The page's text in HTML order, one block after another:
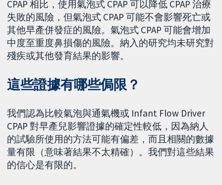
CPAP 相比，使用氣泡式 CPAP 可以降低 CPAP 治療
失敗的風險，但氣泡式 CPAP 可能不會影響死亡或
其他早產併發症的風險。氣泡式 CPAP 可能會增加
中度至重度鼻損傷的風險。納入的研究均未研究對
殘疾或其他發育結果的影響。
這些證據有哪些侷限？
我們認為比較氣泡與通氣機或 Infant Flow Driver
CPAP 對早產兒影響證據的確定性較低，因為納人
的試驗所使用的方法可能有偏差，而且相關的數據
量有限（意味著結果不太精確）。我們對這些結果
的信心是有限的。